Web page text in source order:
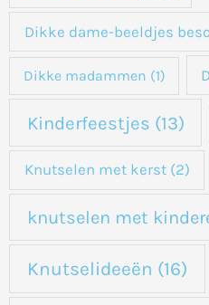
Dikke dame-beeldjes
Dikke madammen (1)
Kinderfeestjes (13)
Knutselen met kerst(2)
knutselen met
Knutselideeën (16)